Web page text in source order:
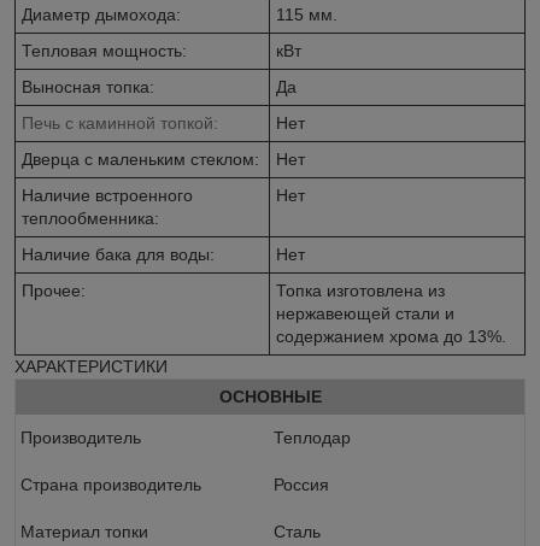
Диаметр дымохода:
115 мм.
Тепловая мощность:
кВт
Выносная топка:
Да
Печь с каминной топкой:
Нет
Дверца с маленьким стеклом:
Нет
Наличие встроенного
теплообменника:
Нет
Наличие бака для воды:
Нет
Прочее:
Топка изготовлена из
нержавеющей стали и
содержанием хрома до 13%.
ХАРАКТЕРИСТИКИ
ОСНОВНЫЕ
Производитель Теплодар
Страна производитель Россия
Материал топки Сталь